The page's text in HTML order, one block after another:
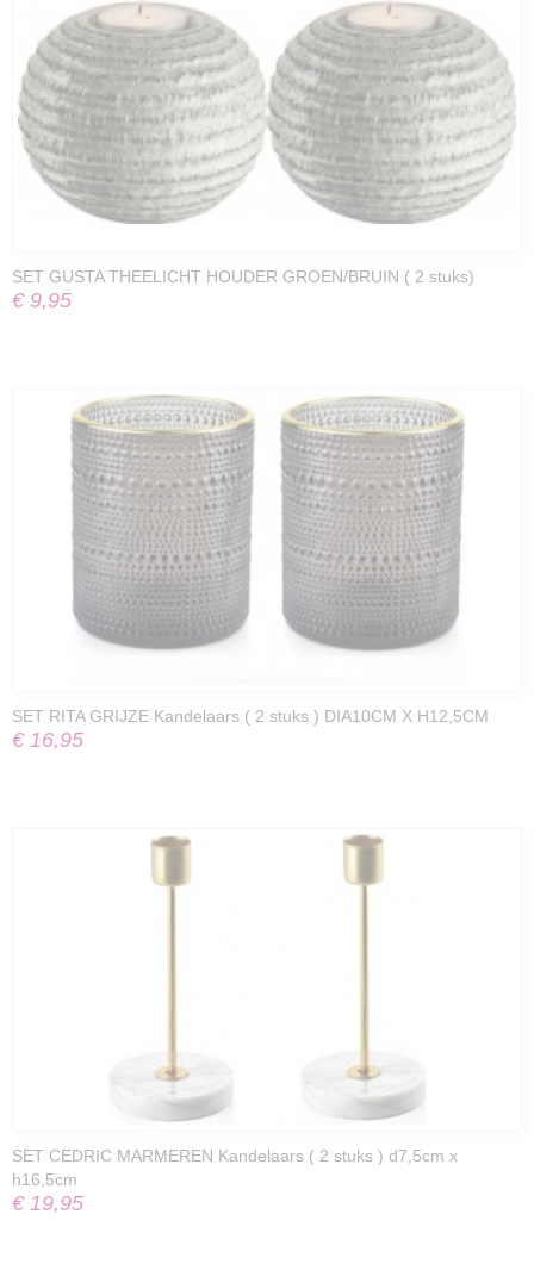
SET GUSTA THEELICHT HOUDER GROEN/BRUIN ( 2 stuks)
€ 9,95
SET RITA GRIJZE Kandelaars ( 2 stuks ) DIA10CM X H12,5CM
€ 16,95
SET CEDRIC MARMEREN Kandelaars ( 2 stuks ) d7,5cm x
h16,5cm
€ 19,95